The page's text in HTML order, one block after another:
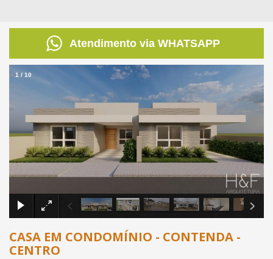
Atendimento via WHATSAPP
×
1 / 10
CASA EM CONDOMÍNIO - CONTENDA -
CENTRO